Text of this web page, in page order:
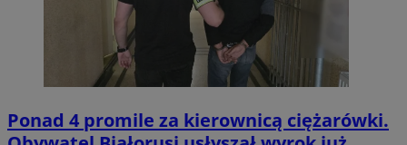
Ponad 4 promile za kierownicą ciężarówki.